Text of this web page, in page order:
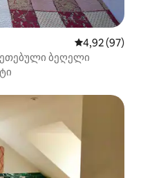
საშუალო
4,92 (97)
ბეღელი